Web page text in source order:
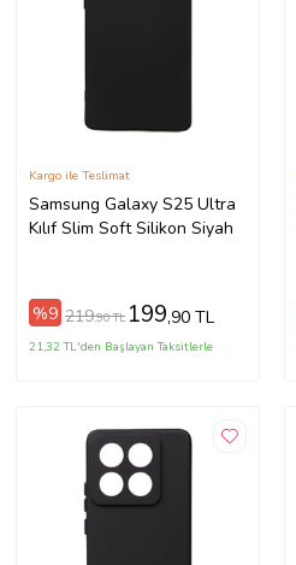
Samsung Galaxy S25 Ultra
Kılıf Slim Soft Silikon Siyah
Kargo ile Teslimat
%9 219,90 TL 199,90 TL
21,32 TL'den Başlayan Taksitlerle